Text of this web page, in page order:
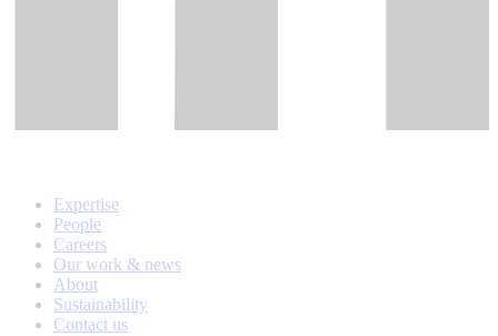
Expertise
People
Careers
Our work & news
About
Sustainability
Contact us